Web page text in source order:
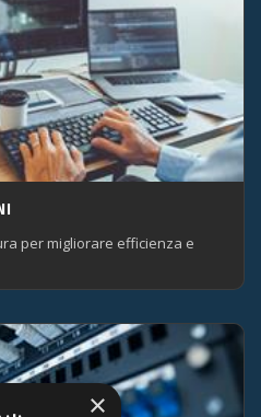
per migliorare efficienza e
×